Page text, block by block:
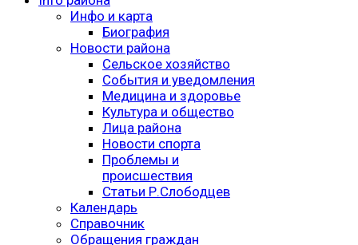
Инфо и карта
Биография
Новости района
Сельское хозяйство
События и уведомления
Медицина и здоровье
Культура и общество
Лица района
Новости спорта
Проблемы и
происшествия
Статьи Р.Слободцев
Календарь
Справочник
Обращения граждан